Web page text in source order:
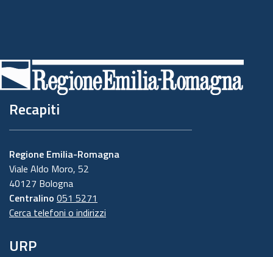
Recapiti
Regione Emilia-Romagna
Viale Aldo Moro, 52
40127 Bologna
Centralino 051 5271
Cerca telefoni o indirizzi
URP